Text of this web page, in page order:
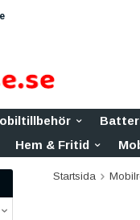
Hem & Fritid
Startsida